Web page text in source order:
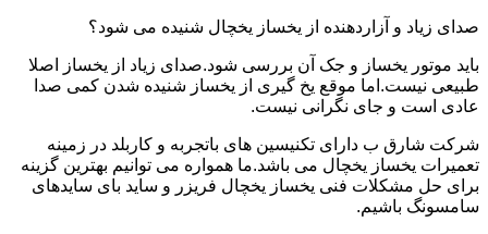
صدای زیاد و آزاردهنده از یخساز یخچال شنیده می شود؟
باید موتور یخساز و جک آن بررسی شود.صدای زیاد از یخساز اصلا
طبیعی نیست.اما موقع یخ گیری از یخساز شنیده شدن کمی صدا
عادی است و جای نگرانی نیست.
شرکت شارق ب دارای تکنیسین های باتجربه و کاربلد در زمینه
تعمیرات یخساز یخچال می باشد.ما همواره می توانیم بهترین گزینه
برای حل مشکلات فنی یخساز یخچال فریزر و ساید بای سایدهای
سامسونگ باشیم.